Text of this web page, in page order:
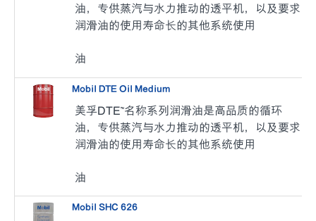
油，专供蒸汽与水力推动的透平机，以及要求
润滑油的使用寿命长的其他系统使用
油
Mobil DTE Oil Medium
美孚DTE™名称系列润滑油是高品质的循环
油，专供蒸汽与水力推动的透平机，以及要求
润滑油的使用寿命长的其他系统使用
油
Mobil SHC 626